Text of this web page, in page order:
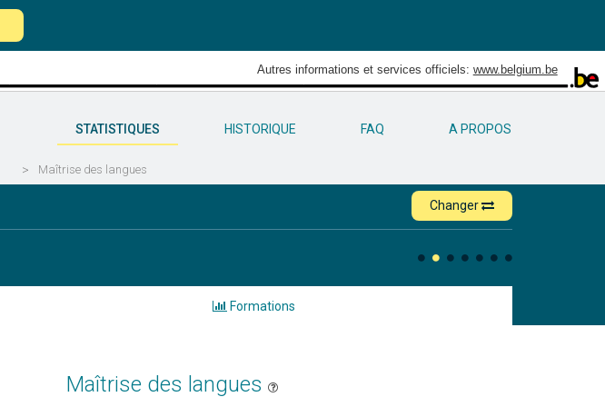
Autres informations et services officiels: www.belgium.be
STATISTIQUES HISTORIQUE FAQ A PROPOS
> Maîtrise des langues
Changer
Formations
Maîtrise des langues